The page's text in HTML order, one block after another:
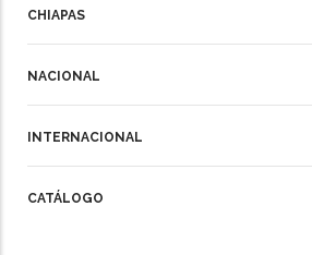
CHIAPAS
NACIONAL
INTERNACIONAL
CATÁLOGO